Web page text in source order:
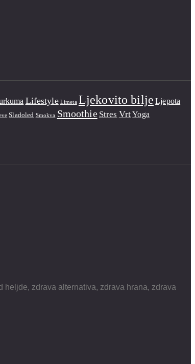
Lifestyle Limeta Ljekovito bilje Ljepota
Sladoled Smokva Smoothie Stres VrtYoga